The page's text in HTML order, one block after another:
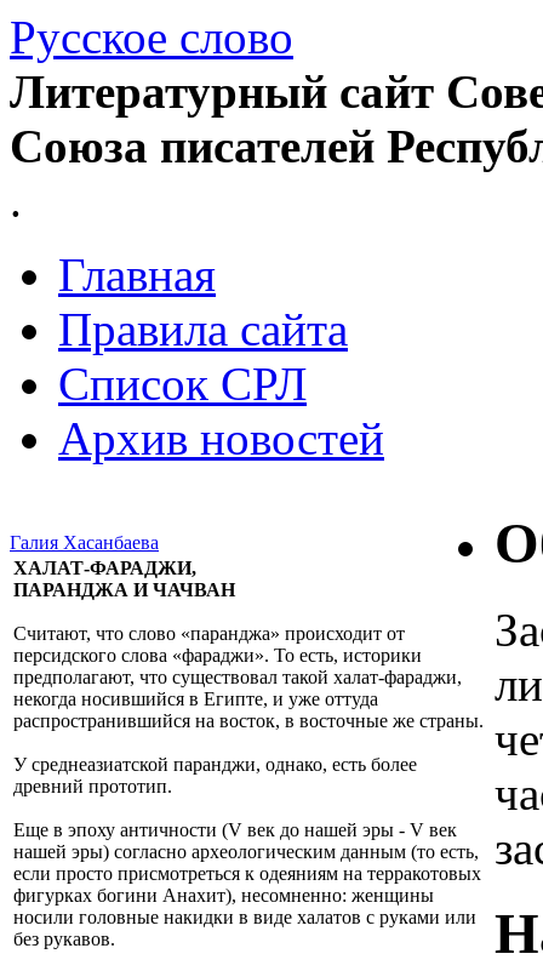
Русское слово
Литературный сайт
Союза писателей
.
Главная
Правила сайта
Список СРЛ
Архив новостей
Галия Хасанбаева
ХАЛАТ-ФАРАДЖИ,
ПАРАНДЖА И ЧАЧВАН
Считают, что слово «паранджа» происходит от
персидского слова «фараджи». То есть, историки
предполагают, что существовал такой халат-фараджи,
некогда носившийся в Египте, и уже оттуда
распространившийся на восток, в восточные же страны.
У среднеазиатской паранджи, однако, есть более
древний прототип.
Еще в эпоху античности (V век до нашей эры - V век
нашей эры) согласно археологическим данным (то есть,
если просто присмотреться к одеяниям на терракотовых
фигурках богини Анахит), несомненно: женщины
носили головные накидки в виде халатов с руками или
без рукавов.